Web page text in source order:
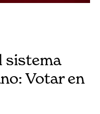
sistema
Votar en